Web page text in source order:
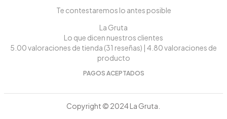
Te contestaremos lo antes posible
La Gruta
Lo que dicen nuestros clientes
5.00 valoraciones de tienda (31 reseñas) 4.80 valoraciones de
producto
PAGOS ACEPTADOS
Copyright © 2024 La Gruta.